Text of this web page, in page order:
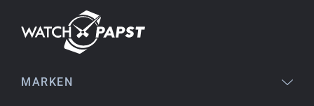
Perfekter Service und sehr schöne Uhr. Vielen
Dank :-)
Bogdan B.
MARKEN